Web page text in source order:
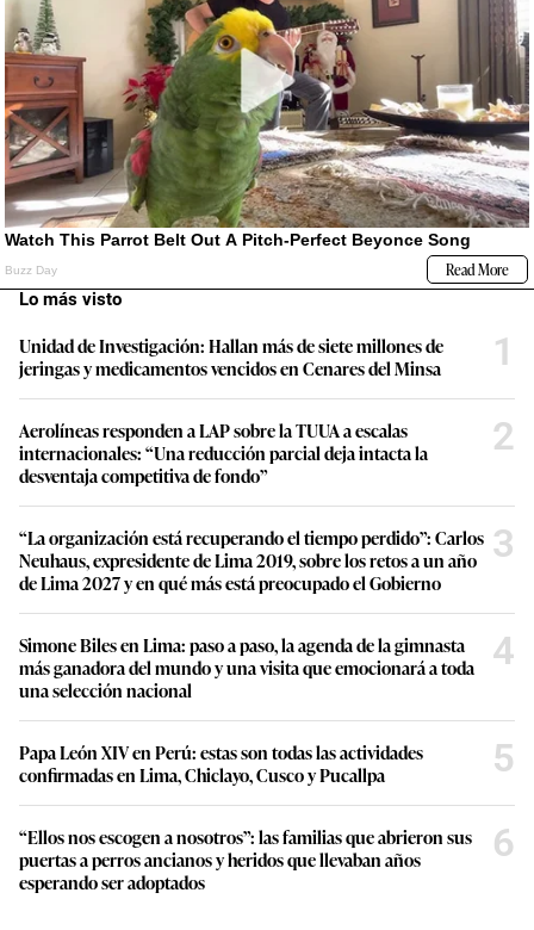
Lo más visto
Unidad de Investigación: Hallan más de siete millones de
jeringas y medicamentos vencidos en Cenares del Minsa
1
Aerolíneas responden a LAP sobre la TUUA a escalas
internacionales: “Una reducción parcial deja intacta la
desventaja competitiva de fondo”
2
“La organización está recuperando el tiempo perdido”: Carlos
Neuhaus, expresidente de Lima 2019, sobre los retos a un año
de Lima 2027 y en qué más está preocupado el Gobierno
3
Simone Biles en Lima: paso a paso, la agenda de la gimnasta
más ganadora del mundo y una visita que emocionará a toda
una selección nacional
4
Papa León XIV en Perú: estas son todas las actividades
confirmadas en Lima, Chiclayo, Cusco y Pucallpa
5
“Ellos nos escogen a nosotros”: las familias que abrieron sus
puertas a perros ancianos y heridos que llevaban años
esperando ser adoptados
6